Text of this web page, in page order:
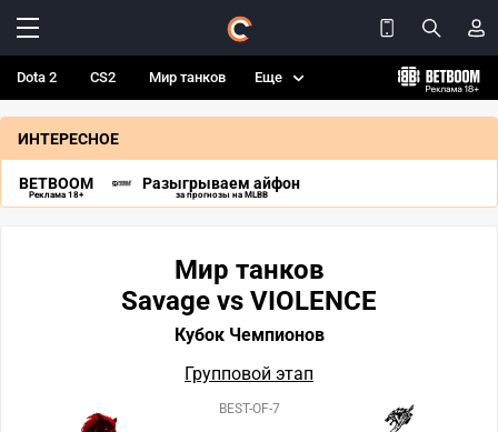
Dota 2 CS2 Мир танков Еще
ИНТЕРЕСНОЕ
BETBOOM
Реклама 18+
Разыгрываем айфон
за прогнозы на MLBB
Мир танков
Savage vs VIOLENCE
Кубок Чемпионов
Групповой этап
BEST-OF-7